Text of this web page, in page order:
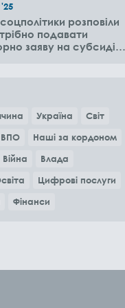
'25
розповіли
подавати
заяву на субсидію
Україна
Світ
ВПО
Наші за кордоном
Війна
Влада
Цифрові послуги
Фінанси